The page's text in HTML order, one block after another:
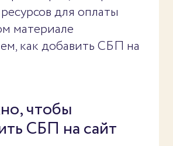
для оплаты
материале
как добавить СБП на
чтобы
СБП на сайт